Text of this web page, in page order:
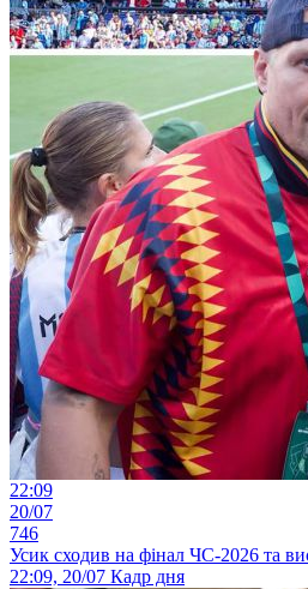
22:09
20/07
746
Усик сходив на фінал ЧС-2026 та
22:09, 20/07 Кадр дня